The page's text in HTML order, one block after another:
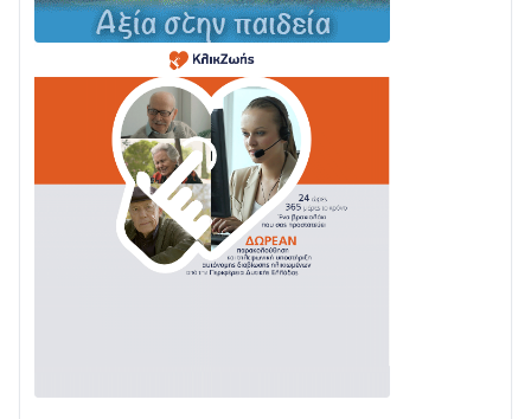
Με Αρχιερατική Λαμπρότητα η Πανήγυρη της
Μεταμορφώσεως του Σωτήρος στο Γολέμι
03/08 • 07:45
Ενισχύεται η Πολιτική Προστασία στο Δήμο Αγρινίου
με δύο νέα υδροφόρα οχήματα
02/08 • 18:26
Διαβάστε την «Ναυπακτία» που κυκλοφορεί
31/07 • 08:16
24/07 • 11:31